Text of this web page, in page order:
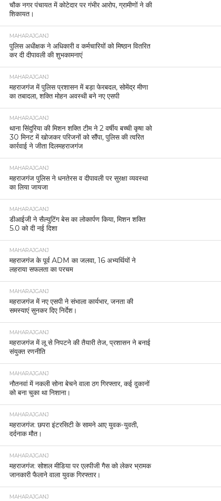
चौक नगर पंचायत में कोटेदार पर गंभीर आरोप, ग्रामीणों ने की
शिकायत।
MAHARAJGANJ
पुलिस अधीक्षक ने अधिकारी व कर्मचारियों को मिष्ठान वितरित
कर दी दीपावली की शुभकामनाएं
MAHARAJGANJ
महराजगंज में पुलिस प्रशासन में बड़ा फेरबदल, सोमेंद्र मीणा
का तबादला, शक्ति मोहन अवस्थी बने नए एसपी
MAHARAJGANJ
थाना सिंदुरिया की मिशन शक्ति टीम ने 2 वर्षीय बच्ची कृषा को
30 मिनट में खोजकर परिजनों को सौंपा, पुलिस की त्वरित
कार्रवाई ने जीता दिलमहराजगंज
MAHARAJGANJ
महराजगंज पुलिस ने धनतेरस व दीपावली पर सुरक्षा व्यवस्था
का लिया जायजा
MAHARAJGANJ
डीआईजी ने सैल्युटिंग बेस का लोकार्पण किया, मिशन शक्ति
5.0 को दी नई दिशा
MAHARAJGANJ
महराजगंज के पूर्व ADM का जलवा, 16 अभ्यर्थियों ने
लहराया सफलता का परचम
MAHARAJGANJ
महराजगंज में नए एसपी ने संभाला कार्यभार, जनता की
समस्याएं सुनकर दिए निर्देश।
MAHARAJGANJ
महराजगंज में लू से निपटने की तैयारी तेज, प्रशासन ने बनाई
संयुक्त रणनीति
MAHARAJGANJ
नौतनवां में नकली सोना बेचने वाला ठग गिरफ्तार, कई दुकानों
को बना चुका था निशाना।
MAHARAJGANJ
महराजगंज: छपरा इंटरसिटी के सामने आए युवक-युवती,
दर्दनाक मौत।
MAHARAJGANJ
महराजगंज: सोशल मीडिया पर एलपीजी गैस को लेकर भ्रामक
जानकारी फैलाने वाला युवक गिरफ्तार।
MAHARAJGANJ